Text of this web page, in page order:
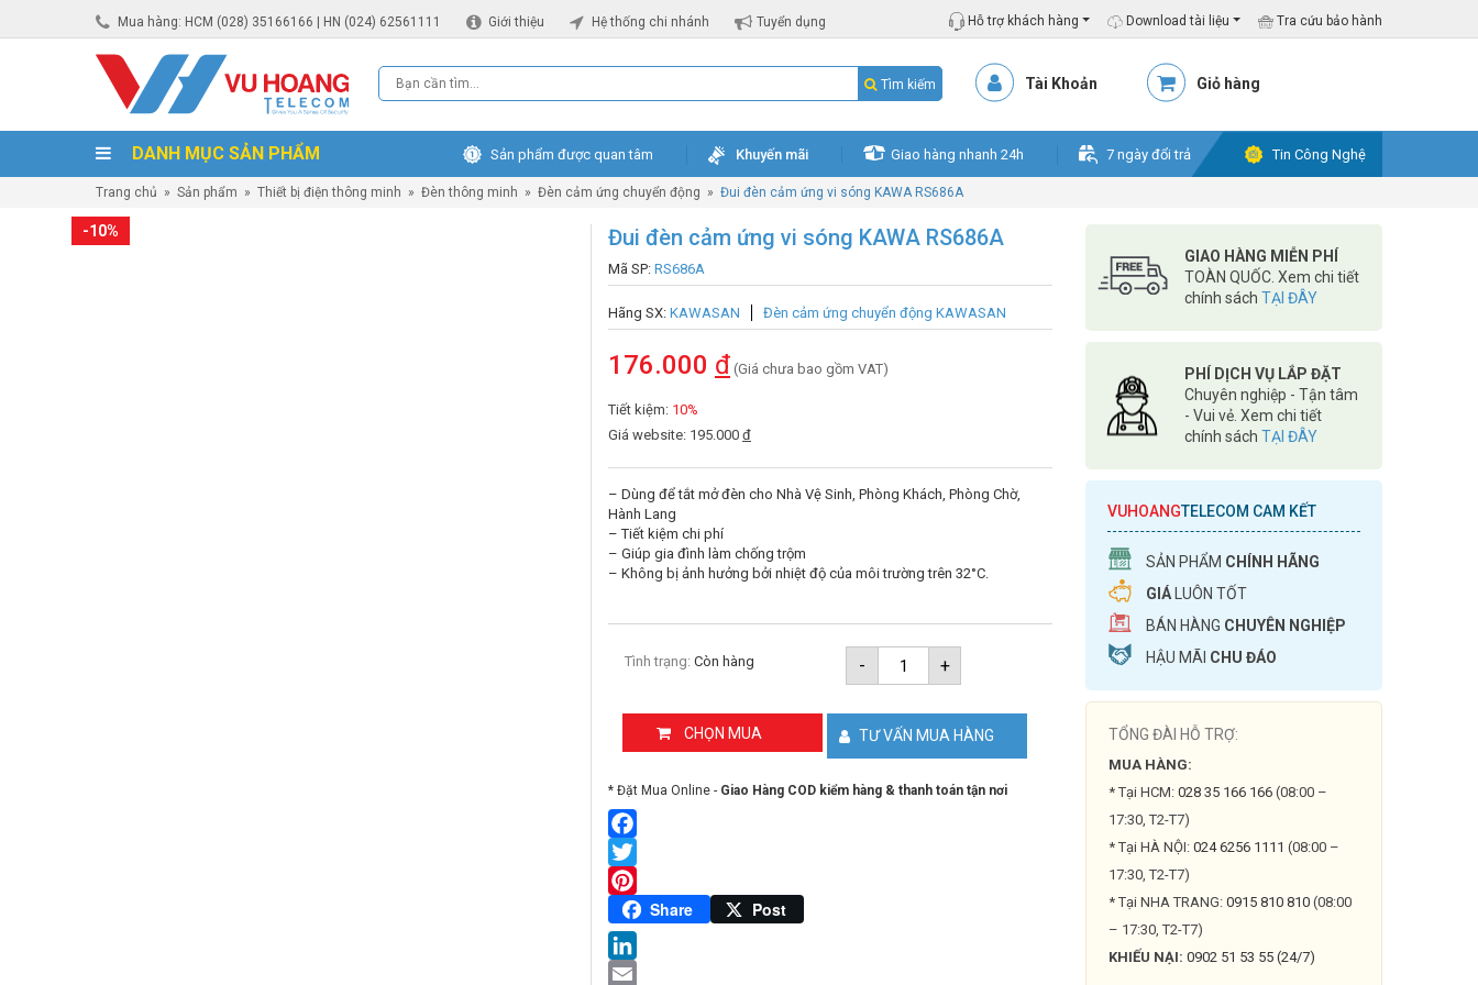
Mua hàng: HCM (028) 35166166 | HN (024) 62561111 Giới thiệu Hệ thống chi nhánh Tuyển dụng Hỗ trợ khách hàng Download tài liệu Tra cứu bảo hành
Tìm kiếm Tài Khoản Giỏ hàng
DANH MỤC SẢN PHẨM Sản phẩm được quan tâm Khuyến mãi Giao hàng nhanh 24h 7 ngày đổi trả Tin Công Nghệ
Trang chủ » Sản phẩm » Thiết bị điện thông minh » Đèn thông minh » Đèn cảm ứng chuyển động » Đui đèn cảm ứng vi sóng KAWA RS686A
-10% Đui đèn cảm ứng vi sóng KAWA RS686A
Mã SP: RS686A
Hãng SX: KAWASAN Đèn cảm ứng chuyển động KAWASAN
176.000 đ (Giá chưa bao gồm VAT)
Tiết kiệm: 10%
Giá website: 195.000 đ
– Dùng để tắt mở đèn cho Nhà Vệ Sinh, Phòng Khách, Phòng Chờ,
Hành Lang
– Tiết kiệm chi phí
– Giúp gia đình làm chống trộm
– Không bị ảnh hưởng bởi nhiệt độ của môi trường trên 32°C.
-
Đui
đèn
cảm
vi
sóng
KAWA
số
+
Tình trạng: Còn hàng
CHỌN MUA TƯ VẤN MUA HÀNG
* Đặt Mua Online - Giao Hàng COD kiểm hàng & thanh toán tận nơi
Facebook
Twitter
Pinterest
Share Post
LinkedIn
GIAO HÀNG MIỄN PHÍ
TOÀN QUỐC. Xem chi tiết
chính sách TẠI ĐÂY
PHÍ DỊCH VỤ LẮP ĐẶT
Chuyên nghiệp - Tận tâm
- Vui vẻ. Xem chi tiết
chính sách TẠI ĐÂY
VUHOANGTELECOM CAM KẾT
SẢN PHẨM CHÍNH HÃNG
GIÁ LUÔN TỐT
BÁN HÀNG CHUYÊN NGHIỆP
HẬU MÃI CHU ĐÁO
TỔNG ĐÀI HỖ TRỢ:
MUA HÀNG:
* Tại HCM: 028 35 166 166 (08:00 –
17:30, T2-T7)
* Tại HÀ NỘI: 024 6256 1111 (08:00 –
17:30, T2-T7)
* Tại NHA TRANG: 0915 810 810 (08:00
– 17:30, T2-T7)
KHIẾU NẠI: 0902 51 53 55 (24/7)